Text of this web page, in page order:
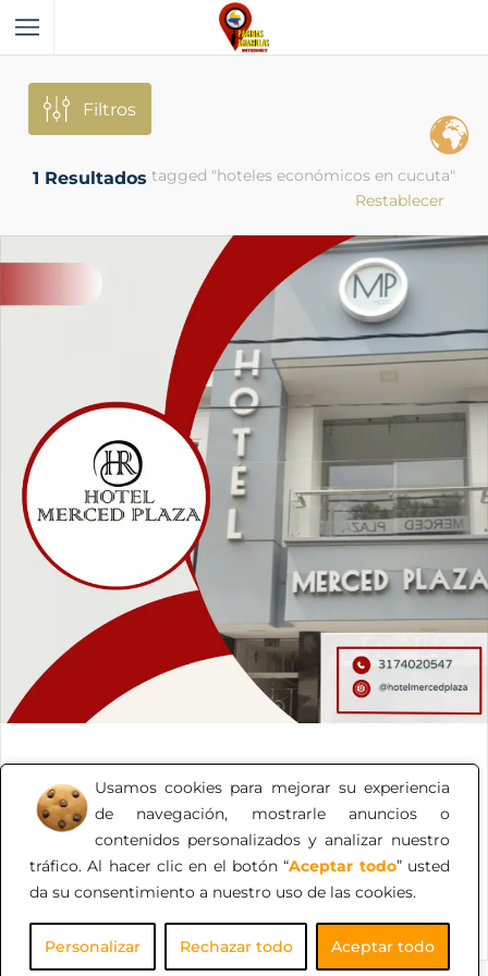
Usamos cookies para mejorar su experiencia
de navegación, mostrarle anuncios o
contenidos personalizados y analizar nuestro
tráfico. Al hacer clic en el botón “Aceptar todo” usted
da su consentimiento a nuestro uso de las cookies.
Personalizar Rechazar todo Aceptar todo
Filtros
1 Resultados tagged "hoteles económicos en cucuta"
Restablecer
Hotel Merced Plaza
Un Hotel en Cúcuta de calidad y calidez humana. Con
precios óptimos. Pague en línea sin cargos de gestión
adicional.